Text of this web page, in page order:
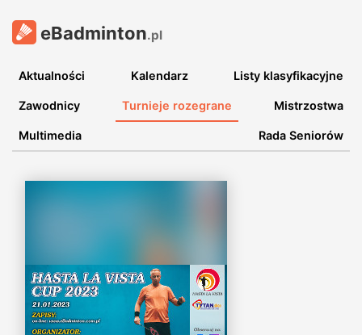
eBadminton.pl
Aktualności Kalendarz Listy klasyfikacyjne
Zawodnicy Turnieje rozegrane Mistrzostwa
Multimedia Rada Seniorów